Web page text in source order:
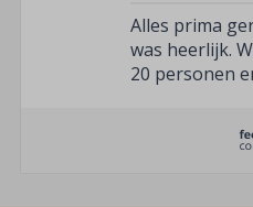
Alles prima
was heerlijk.
20 personen
toen het